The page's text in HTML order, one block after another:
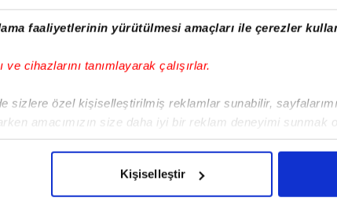
faaliyetlerinin yürütülmesi amaçları ile çerezler
ve cihazlarını tanımlayarak çalışırlar.
sizlere özel kişiselleştirilmiş reklamlar sunabilir,
amacımızın size daha iyi bir reklam deneyimi sunmak
gelen çabayı gösterdiğimizi ve bu noktada, reklamların
izin vermedikleri takdirde, kullanıcılara hedefli
Kişiselleştir
teknik direktör Okan Buruk'un
hummalı bir operasyon başlattı.